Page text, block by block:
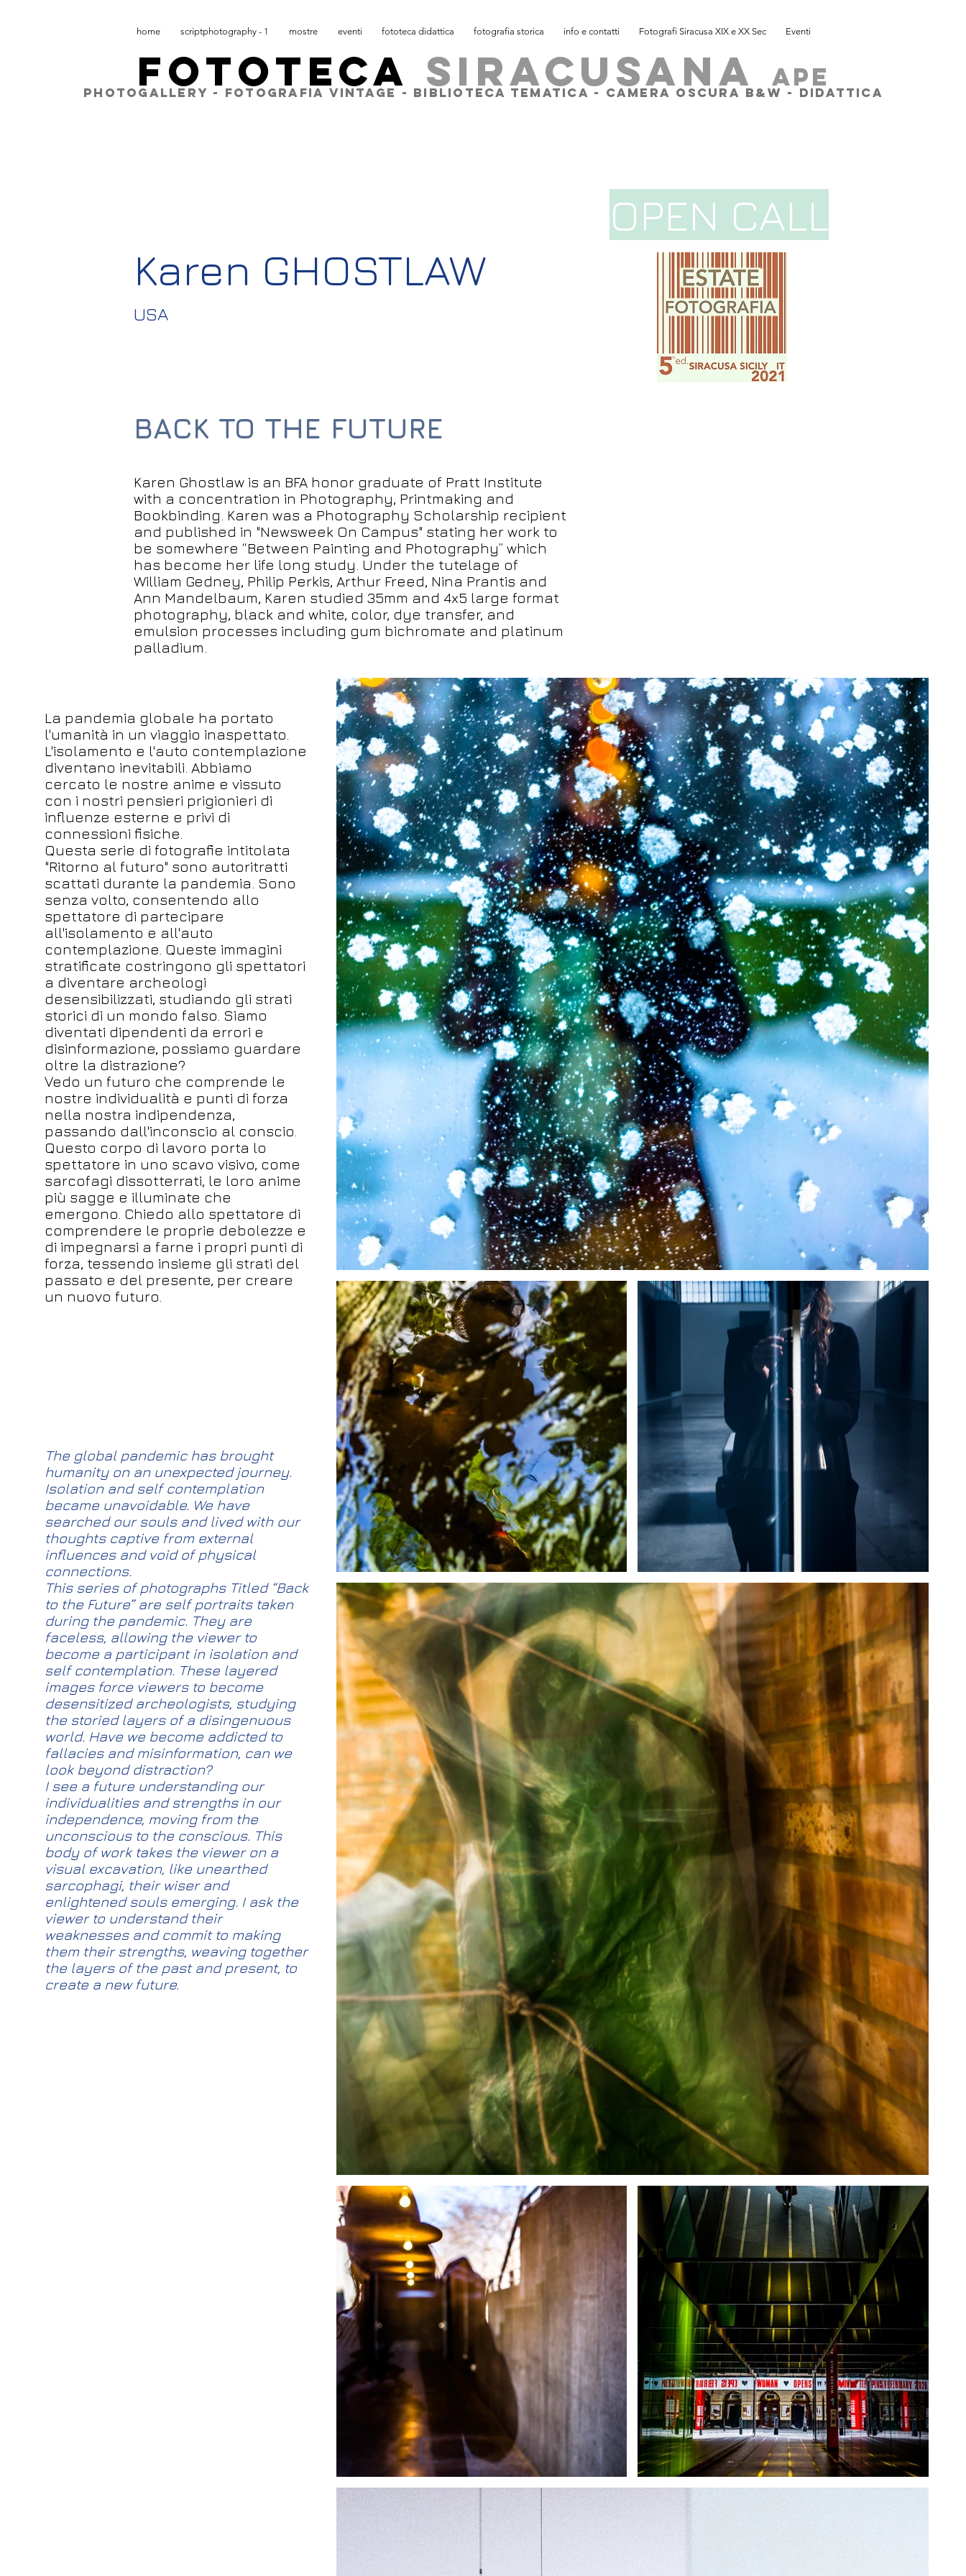
home scriptphotography - 1 mostre eventi fototeca didattica fotografia storica info e contatti Fotografi Siracusa XIX e XX Sec Eventi
FOTOTECA SIRACUSANAape
PHOTOGALLERY - FOTOGRAFIA VINTAGE - BIBLIOTECA TEMATICA - CAMERA OSCURA B&W - DIDATTICA
OPEN CALL
Karen GHOSTLAW
USA
BACK TO THE FUTURE
Karen Ghostlaw is an BFA honor graduate of Pratt Institute
with a concentration in Photography, Printmaking and
Bookbinding. Karen was a Photography Scholarship recipient
and published in "Newsweek On Campus" stating her work to
be somewhere “Between Painting and Photography” which
has become her life long study. Under the tutelage of
William Gedney, Philip Perkis, Arthur Freed, Nina Prantis and
Ann Mandelbaum, Karen studied 35mm and 4x5 large format
photography, black and white, color, dye transfer, and
emulsion processes including gum bichromate and platinum
palladium.
La pandemia globale ha portato
l'umanità in un viaggio inaspettato.
L'isolamento e l'auto contemplazione
diventano inevitabili. Abbiamo
cercato le nostre anime e vissuto
con i nostri pensieri prigionieri di
influenze esterne e privi di
connessioni fisiche.
Questa serie di fotografie intitolata
"Ritorno al futuro" sono autoritratti
scattati durante la pandemia. Sono
senza volto, consentendo allo
spettatore di partecipare
all'isolamento e all'auto
contemplazione. Queste immagini
stratificate costringono gli spettatori
a diventare archeologi
desensibilizzati, studiando gli strati
storici di un mondo falso. Siamo
diventati dipendenti da errori e
disinformazione, possiamo guardare
oltre la distrazione?
Vedo un futuro che comprende le
nostre individualità e punti di forza
nella nostra indipendenza,
passando dall'inconscio al conscio.
Questo corpo di lavoro porta lo
spettatore in uno scavo visivo, come
sarcofagi dissotterrati, le loro anime
più sagge e illuminate che
emergono. Chiedo allo spettatore di
comprendere le proprie debolezze e
di impegnarsi a farne i propri punti di
forza, tessendo insieme gli strati del
passato e del presente, per creare
un nuovo futuro.
The global pandemic has brought
humanity on an unexpected journey.
Isolation and self contemplation
became unavoidable. We have
searched our souls and lived with our
thoughts captive from external
influences and void of physical
connections.
This series of photographs Titled “Back
to the Future” are self portraits taken
during the pandemic. They are
faceless, allowing the viewer to
become a participant in isolation and
self contemplation. These layered
images force viewers to become
desensitized archeologists, studying
the storied layers of a disingenuous
world. Have we become addicted to
fallacies and misinformation, can we
look beyond distraction?
I see a future understanding our
individualities and strengths in our
independence, moving from the
unconscious to the conscious. This
body of work takes the viewer on a
visual excavation, like unearthed
sarcophagi, their wiser and
enlightened souls emerging. I ask the
viewer to understand their
weaknesses and commit to making
them their strengths, weaving together
the layers of the past and present, to
create a new future.